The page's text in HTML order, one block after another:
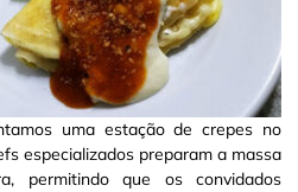
uma estação de crepes no
especializados preparam a massa
permitindo que os convidados